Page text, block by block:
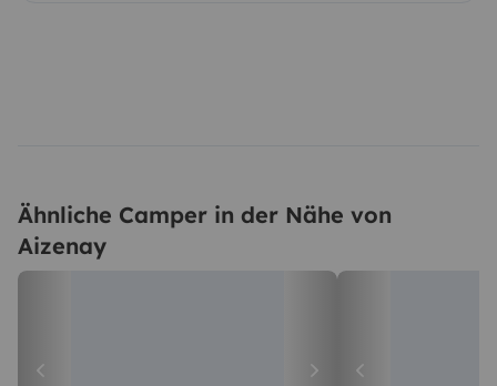
Ähnliche Camper in der Nähe von
Aizenay